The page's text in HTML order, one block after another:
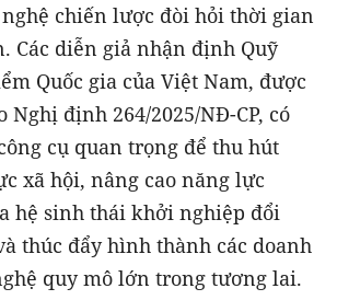
chiến lược đòi hỏi thời gian
Các diễn giả nhận định Quỹ
Quốc gia của Việt Nam, được
định 264/2025/NĐ-CP, có
cụ quan trọng để thu hút
xã hội, nâng cao năng lực
hệ sinh thái khởi nghiệp đổi
thúc đẩy hình thành các doanh
quy mô lớn trong tương lai.